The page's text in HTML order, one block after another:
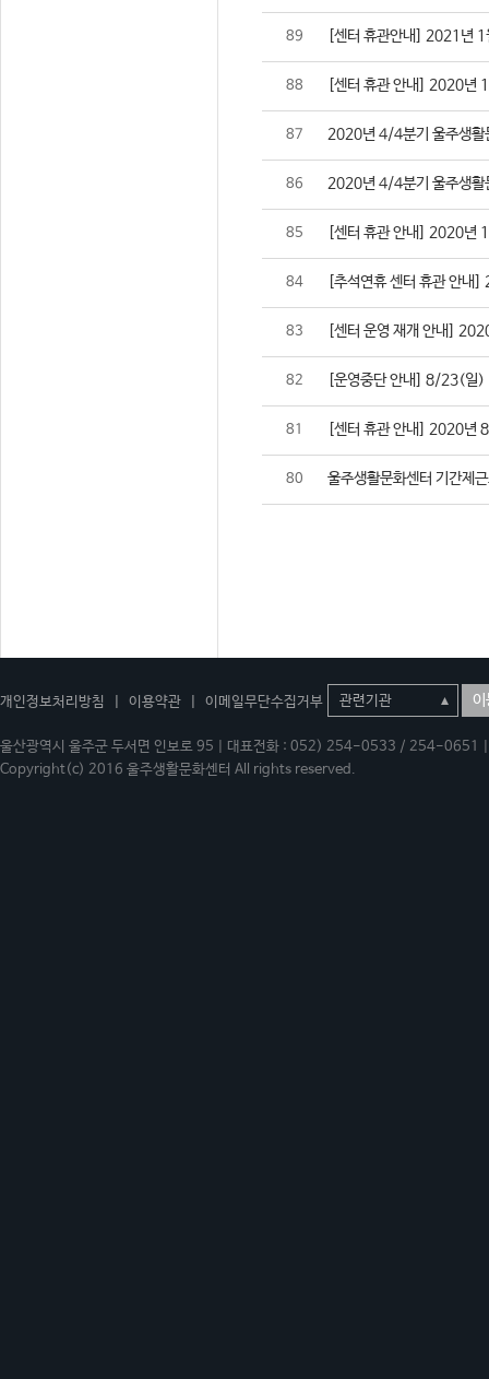
89 [센터 휴관안내] 2021년 1
88 [센터 휴관 안내] 2020년
87 2020년 4/4분기 울주생활
86 2020년 4/4분기 울주생활
85 [센터 휴관 안내] 2020년
84 [추석연휴 센터 휴관 안
83 [센터 운영 재개 안내]
82 [운영중단 안내] 8/23(일)
81 [센터 휴관 안내] 2020년
80 울주생활문화센터 기간제
개인정보처리방침 이용약관 이메일무단수집거부 이
울산광역시 울주군 두서면 인보로 95 | 대표전화 : 052) 254-0533 / 254-
Copyright(c) 2016 울주생활문화센터 All rights reserved.